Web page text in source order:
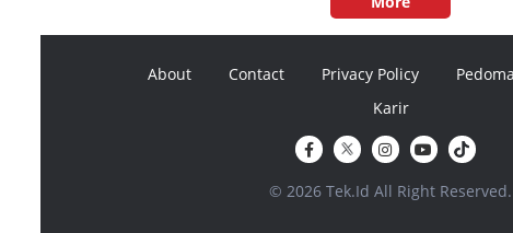
About Contact Privacy Policy
Karir
© 2026 Tek.Id All Right Reserved.